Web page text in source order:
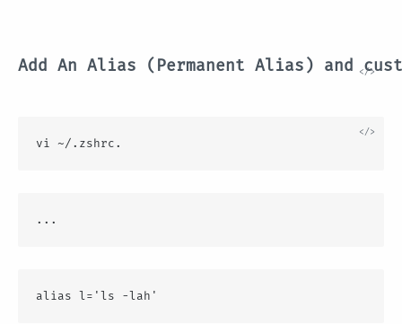
Add An Alias (Permanent Alias) and
vi ~/.zshrc.
...
alias l='ls -lah'